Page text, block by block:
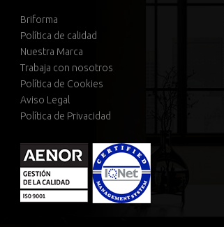
Briforma
Política de calidad
Nuestra Marca
Trabaja con nosotros
Política de Cookies
Aviso Legal
Política de Privacidad